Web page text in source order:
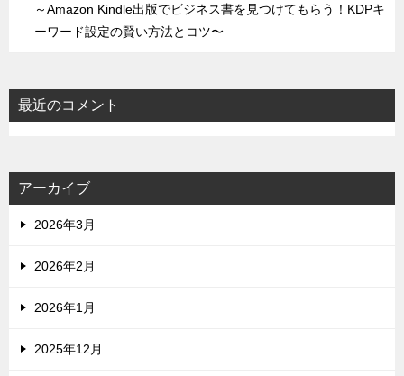
～Amazon Kindle出版でビジネス書を見つけてもらう！KDPキ
ーワード設定の賢い方法とコツ〜
最近のコメント
アーカイブ
2026年3月
2026年2月
2026年1月
2025年12月